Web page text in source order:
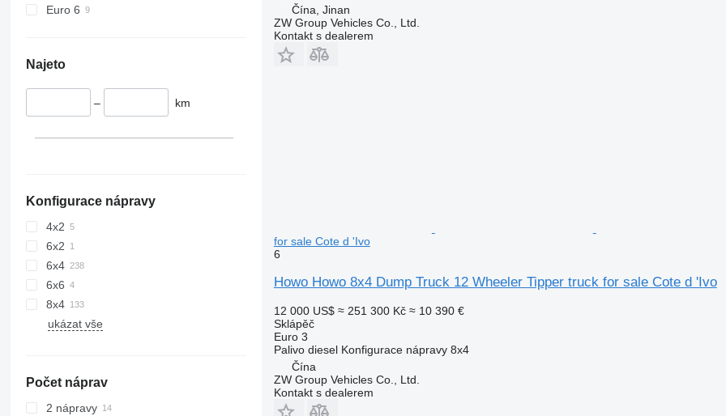
Euro 6
Najeto
– km
Konfigurace nápravy
4x2
6x2
6x4
6x6
8x4
ukázat vše
Počet náprav
2 nápravy
Čína, Jinan
ZW Group Vehicles Co., Ltd.
Kontakt s dealerem
for sale Cote d 'Ivo
6
Howo Howo 8x4 Dump Truck 12 Wheeler Tipper truck for sale Cote d 'Ivo
12 000 US$ ≈ 251 300 Kč ≈ 10 390 €
Sklápěč
Euro 3
Palivo diesel Konfigurace nápravy 8x4
Čína
ZW Group Vehicles Co., Ltd.
Kontakt s dealerem